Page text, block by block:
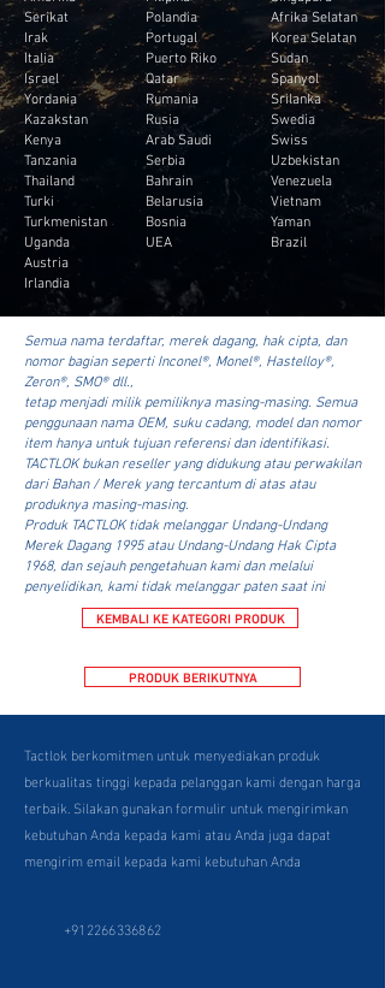
Serikat
Irak
Italia
Israel
Yordania
Kazakstan
Kenya
Tanzania
Thailand
Turki
Turkmenistan
Uganda
Austria
Irlandia
Polandia
Portugal
Puerto Riko
Qatar
Rumania
Rusia
Arab Saudi
Serbia
Bahrain
Belarusia
Bosnia
UEA
Afrika Selatan
Korea Selatan
Sudan
Spanyol
Srilanka
Swedia
Swiss
Uzbekistan
Venezuela
Vietnam
Yaman
Brazil
Semua nama terdaftar, merek dagang, hak cipta, dan
nomor bagian seperti Inconel®, Monel®, Hastelloy®,
Zeron®, SMO® dll.,
tetap menjadi milik pemiliknya masing-masing. Semua
penggunaan nama OEM, suku cadang, model dan nomor
item hanya untuk tujuan referensi dan identifikasi.
TACTLOK bukan reseller yang didukung atau perwakilan
dari Bahan / Merek yang tercantum di atas atau
produknya masing-masing.
Produk TACTLOK tidak melanggar Undang-Undang
Merek Dagang 1995 atau Undang-Undang Hak Cipta
1968, dan sejauh pengetahuan kami dan melalui
penyelidikan, kami tidak melanggar paten saat ini
KEMBALI KE KATEGORI PRODUK
PRODUK BERIKUTNYA
Tactlok berkomitmen untuk menyediakan produk
berkualitas tinggi kepada pelanggan kami dengan harga
terbaik. Silakan gunakan formulir untuk mengirimkan
kebutuhan Anda kepada kami atau Anda juga dapat
mengirim email kepada kami kebutuhan Anda
+912266336862